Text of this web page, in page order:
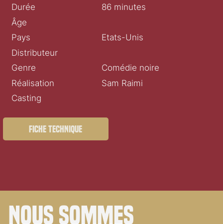
Durée
86 minutes
Âge
Pays
Etats-Unis
Distributeur
Genre
Comédie noire
Réalisation
Sam Raimi
Casting
Fiche technique
Nous sommes